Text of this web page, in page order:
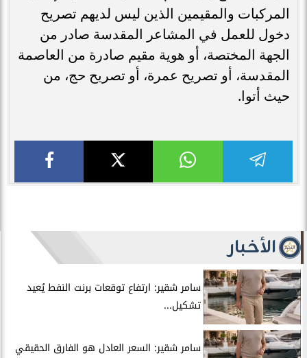
المركبات والمقيمين الذين ليس لديهم تصريح
دخول للعمل في المشاعر المقدسة صادر من
الجهة المختصة، أو هوية مقيم صادرة من العاصمة
المقدسة، أو تصريح عمرة، أو تصريح حج، من
حيث أتوا.
الأخبار
سامر شقير: ارتفاع توقعات برنت النفط يُعيد
تشكيل...
سامر شقير: السعر العادل هو الفارق الحقيقي